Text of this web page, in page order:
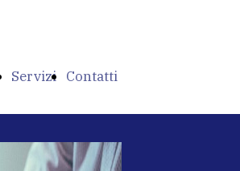
Servizi Contatti